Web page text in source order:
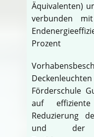
Äquivalenten)
verbunden
Prozent
Förderschule
auf effiziente
Reduzierung
und der